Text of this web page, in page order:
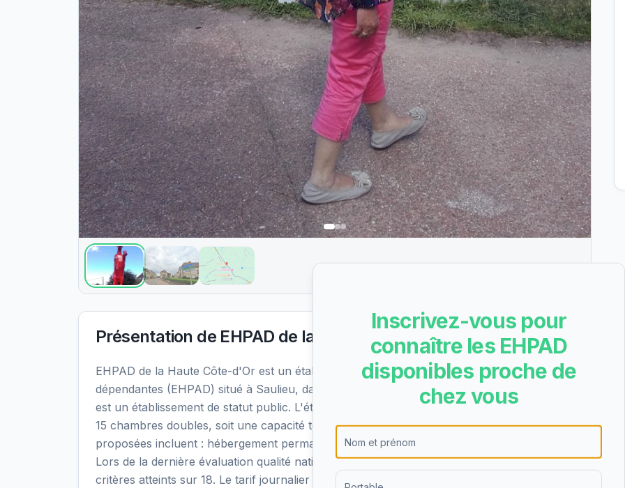
Présentation de EHPAD de la Haute Côte-d'Or
EHPAD de la Haute Côte-d'Or est un établissement d'hébergement pour personnes âgées
dépendantes (EHPAD) situé à Saulieu, dans le département Côte-d'Or (21). Cet EHPAD
est un établissement de statut public. L'établissement dispose de 57 chambres simples et
15 chambres doubles, soit une capacité totale de 87 places. Les formules d'accueil
proposées incluent : hébergement permanent, hébergement temporaire, accueil de nuit.
Lors de la dernière évaluation qualité nationale, cet EHPAD a obtenu la note A avec 17
critères atteints sur 18. Le tarif journalier minimum est de 74.14€/jour, soit environ 2261€
Inscrivez-vous pour
connaître les EHPAD
disponibles proche de
chez vous